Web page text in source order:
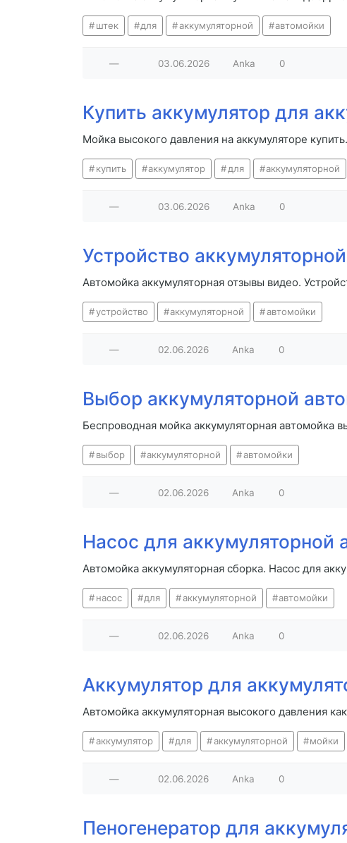
штек для аккумуляторной автомойки
— 03.06.2026 Anka 0
Купить аккумулятор для
Мойка высокого давления на аккумуляторе
купить аккумулятор для аккумуляторной
— 03.06.2026 Anka 0
Устройство
Автомойка аккумуляторная отзывы видео.
устройство аккумуляторной автомойки
— 02.06.2026 Anka 0
Выбор аккумуляторной
Беспроводная мойка аккумуляторная автомойка
выбор аккумуляторной автомойки
— 02.06.2026 Anka 0
Насос для аккумуляторной
Автомойка аккумуляторная сборка. Насос для
насос для аккумуляторной автомойки
— 02.06.2026 Anka 0
Аккумулятор для
Автомойка аккумуляторная высокого давления
аккумулятор для аккумуляторной мойки
— 02.06.2026 Anka 0
Пеногенератор для